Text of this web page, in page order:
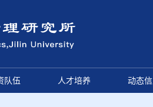
队伍 人才培养 动态